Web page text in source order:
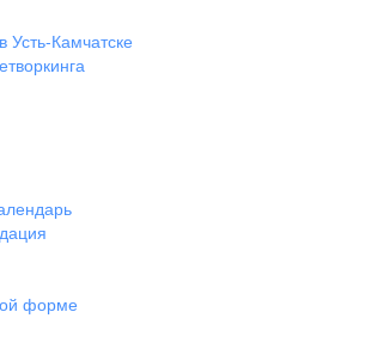
Усть-Камчатске
форме